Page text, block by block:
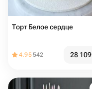
Торт Белое сердце
4.95542 28 109